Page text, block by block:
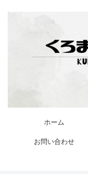
ホーム
お問い合わせ